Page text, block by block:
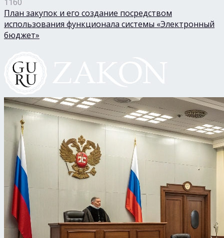
План закупок и его создание посредством
использования функционала системы «Электронный
бюджет»